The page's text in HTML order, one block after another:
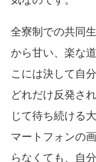
全寮制での共同
から甘い、楽な
こには決して自
どれだけ反発さ
じて待ち続ける
マートフォンの
らなくても、自